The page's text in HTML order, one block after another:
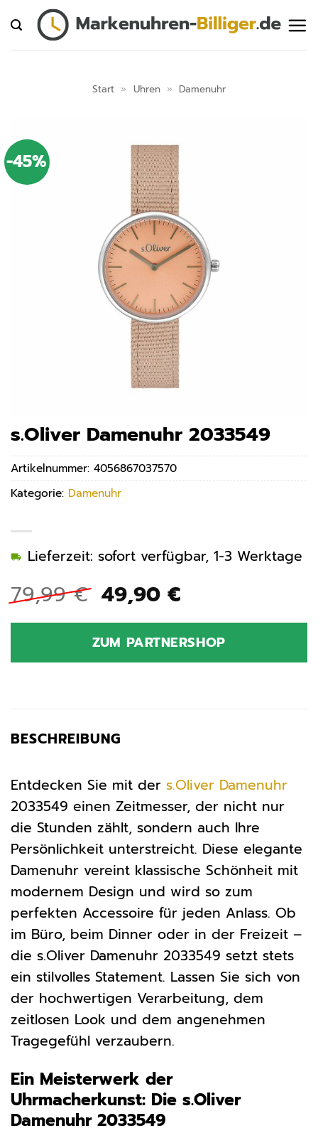
Inhalt
springen
Start » Uhren » Damenuhr
-45%
s.Oliver Damenuhr 2033549
79,99€ Ursprünglicher
Preis
war:
79,99 €
49,90 €Aktueller
ist:
49,90 €.
Lieferzeit: sofort verfügbar, 1-3 Werktage
ZUM PARTNERSHOP
Artikelnummer: 4056867037570
Kategorie: Damenuhr
BESCHREIBUNG
Entdecken Sie mit der s.Oliver Damenuhr
2033549 einen Zeitmesser, der nicht nur
die Stunden zählt, sondern auch Ihre
Persönlichkeit unterstreicht. Diese elegante
Damenuhr vereint klassische Schönheit mit
modernem Design und wird so zum
perfekten Accessoire für jeden Anlass. Ob
im Büro, beim Dinner oder in der Freizeit –
die s.Oliver Damenuhr 2033549 setzt stets
ein stilvolles Statement. Lassen Sie sich von
der hochwertigen Verarbeitung, dem
zeitlosen Look und dem angenehmen
Tragegefühl verzaubern.
Ein Meisterwerk der
Uhrmacherkunst: Die s.Oliver
Damenuhr 2033549